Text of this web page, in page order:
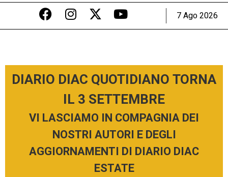
7 Ago 2026
DIARIO DIAC QUOTIDIANO TORNA
IL 3 SETTEMBRE
VI LASCIAMO IN COMPAGNIA DEI
NOSTRI AUTORI E DEGLI
AGGIORNAMENTI DI DIARIO DIAC
ESTATE